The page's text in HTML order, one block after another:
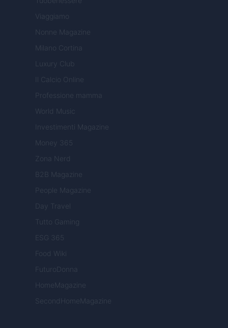
Viaggiamo
Nonne Magazine
Milano Cortina
Luxury Club
Il Calcio Online
Professione mamma
World Music
Investimenti Magazine
Money 365
Zona Nerd
B2B Magazine
People Magazine
Day Travel
Tutto Gaming
ESG 365
Food Wiki
FuturoDonna
HomeMagazine
SecondHomeMagazine